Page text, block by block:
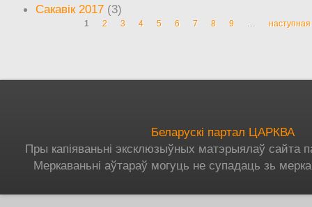
Сакавік 2017 (3)
Старонкі
1 2 3 4 5 6 7 8 9 … наступная
Беларускі партал ЦАРКВА
Пры капіяваньні эксклюзыўных матэрыялаў сайта
Меркаваньні аўтараў могуць не супадаць зь